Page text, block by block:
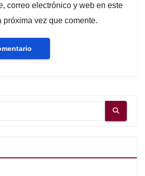
correo electrónico y web en este
próxima vez que comente.